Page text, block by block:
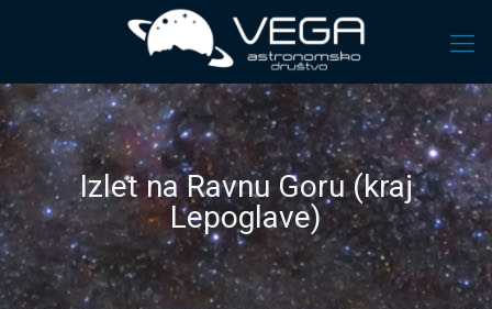
Izlet na Ravnu Goru (kraj
Lepoglave)